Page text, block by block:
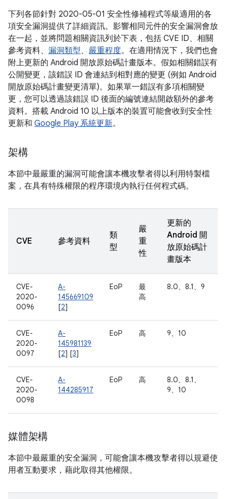
下列各節針對 2020-05-01 安全性修補程式等級適用的各
項安全漏洞提供了詳細資訊。影響相同元件的安全漏洞會放
在一起，並將問題相關資訊列於下表，包括 CVE ID、相關
參考資料、 漏洞類型、 嚴重程度。在適用情況下，我們也會
附上更新的 Android 開放原始碼計畫版本。假如相關錯誤有
公開變更，該錯誤 ID 會連結到相對應的變更 (例如 Android
開放原始碼計畫變更清單)。如果單一錯誤有多項相關變
更，您可以透過該錯誤 ID 後面的編號連結開啟額外的參考
資料。搭載 Android 10 以上版本的裝置可能會收到安全性
更新和 Google Play 系統更新。
架構
本節中最嚴重的漏洞可能會讓本機攻擊者得以利用特製檔
案，在具有特殊權限的程序環境內執行任何程式碼。
CVE 參考資料
類
型
嚴
重
性
更新的
Android 開
放原始碼計
畫版本
CVE-
2020-
0096
A-
145669109
[2]
EoP
最
高
8.0、8.1、9
CVE-
2020-
0097
A-
145981139
[2] [3]
EoP 高 9、10
CVE-
2020-
0098
A-
144285917
EoP 高
8.0、8.1、
9、10
媒體架構
本節中最嚴重的安全漏洞，可能會讓本機攻擊者得以規避使
用者互動要求，藉此取得其他權限。